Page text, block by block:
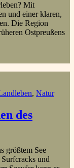
Mit
und einer klaren,
Die Region
Ostpreußens
, Natur
des
größtem See
und